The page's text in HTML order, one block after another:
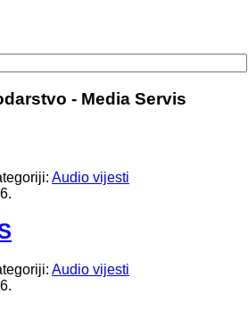
- Media Servis
Audio vijesti
Audio vijesti